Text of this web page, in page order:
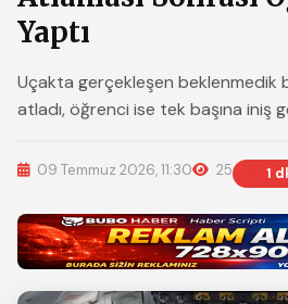
Yaptı
Uçakta gerçekleşen
atladı, öğrenci ise tek başına iniş
09 Temmuz 2026, 11:30 25 1